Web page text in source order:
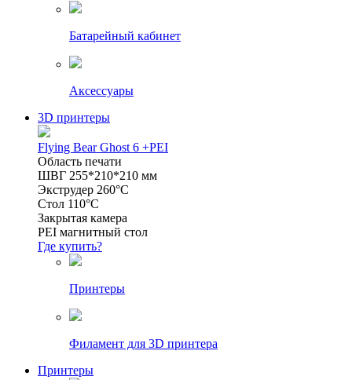
Батарейный кабинет
Аксессуары
3D принтеры
Flying Bear Ghost 6 +PEI
Область печати
ШВГ 255*210*210 мм
Экструдер 260°C
Стол 110°C
Закрытая камера
PEI магнитный стол
Где купить?
Принтеры
Филамент для 3D принтера
Принтеры